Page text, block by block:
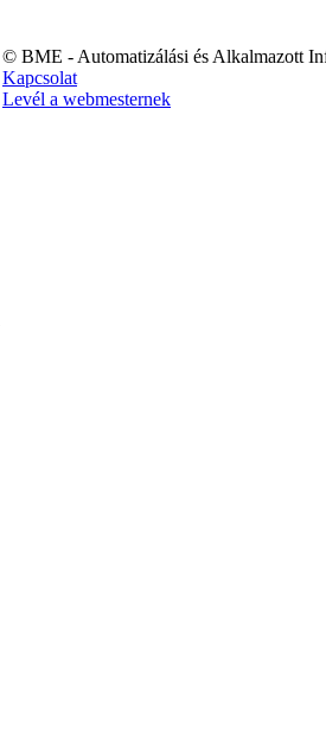
© BME - Automatizálási és Alkalmazott
Kapcsolat
Levél a webmesternek